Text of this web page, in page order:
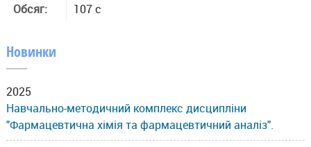
Обсяг:
107 с
Новинки
2025
Навчально-методичний комплекс дисципліни
"Фармацевтична хімія та фармацевтичний аналіз".